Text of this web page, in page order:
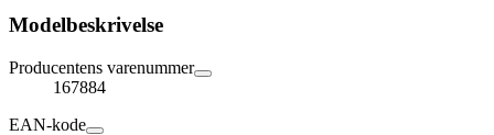
Modelbeskrivelse
Producentens varenummer
167884
EAN-kode